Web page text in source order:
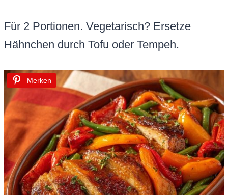
Für 2 Portionen. Vegetarisch? Ersetze
Hähnchen durch Tofu oder Tempeh.
Merken